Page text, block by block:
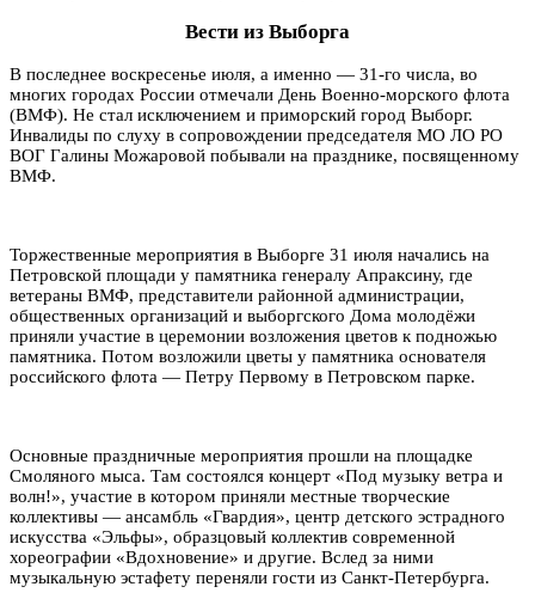
Вести из Выборга
В последнее воскресенье июля, а именно — 31-го числа, во
многих городах России отмечали День Военно-морского флота
(ВМФ). Не стал исключением и приморский город Выборг.
Инвалиды по слуху в сопровождении председателя МО ЛО РО
ВОГ Галины Можаровой побывали на празднике, посвященному
ВМФ.
Торжественные мероприятия в Выборге 31 июля начались на
Петровской площади у памятника генералу Апраксину, где
ветераны ВМФ, представители районной администрации,
общественных организаций и выборгского Дома молодёжи
приняли участие в церемонии возложения цветов к подножью
памятника. Потом возложили цветы у памятника основателя
российского флота — Петру Первому в Петровском парке.
Основные праздничные мероприятия прошли на площадке
Смоляного мыса. Там состоялся концерт «Под музыку ветра и
волн!», участие в котором приняли местные творческие
коллективы — ансамбль «Гвардия», центр детского эстрадного
искусства «Эльфы», образцовый коллектив современной
хореографии «Вдохновение» и другие. Вслед за ними
музыкальную эстафету переняли гости из Санкт-Петербурга.